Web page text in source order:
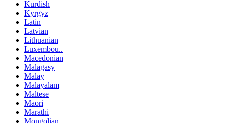
Kurdish
Kyrgyz
Latin
Latvian
Lithuanian
Luxembou..
Macedonian
Malagasy
Malay
Malayalam
Maltese
Maori
Marathi
Mongolian